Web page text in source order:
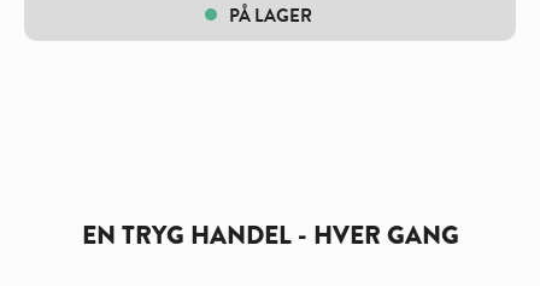
PÅ LAGER
EN TRYG HANDEL - HVER GANG